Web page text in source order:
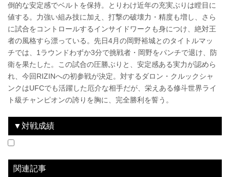
倒的な安定感でベルトを保持。とりわけ近年の充実ぶりは瞠目に
値する。力強い組み技に加え、打撃の破壊力・精度も増し、さら
に試合をコントロールするインサイドワークも身につけ、絶対王
者の風格すら漂っている。先日4月の岡野裕城とのタイトルマッ
チでは、1ラウンドわずか3分で挑戦者・岡野をパンチで退け、防
衛を果たした。この試合の圧勝ぶりと、安定感ある実力が認めら
れ、今回RIZINへの初参戦が決定。対するダロン・クルックシャ
ンクはUFCでも活躍した厄介な相手だが、栄えある修斗世界ライ
ト級チャンピオンの誇りを胸に、完全勝利を誓う。
▼対戦成績
関連記事